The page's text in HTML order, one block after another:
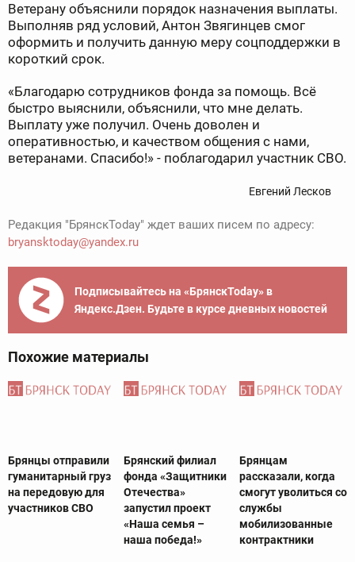
Ветерану объяснили порядок назначения выплаты.
Выполняв ряд условий, Антон Звягинцев смог
оформить и получить данную меру соцподдержки в
короткий срок.
«Благодарю сотрудников фонда за помощь. Всё
быстро выяснили, объяснили, что мне делать.
Выплату уже получил. Очень доволен и
оперативностью, и качеством общения с нами,
ветеранами. Спасибо!» - поблагодарил участник СВО.
Евгений Лесков
Редакция "БрянскToday" ждет ваших писем по адресу:
bryansktoday@yandex.ru
Подписывайтесь на «БрянскToday» в
Яндекс.Дзен. Будьте в курсе дневных новостей
Похожие материалы
Брянцы отправили
гуманитарный груз
на передовую для
участников СВО
Брянский филиал
фонда «Защитники
Отечества»
запустил проект
«Наша семья –
наша победа!»
Брянцам
рассказали, когда
смогут уволиться со
службы
мобилизованные
контрактники